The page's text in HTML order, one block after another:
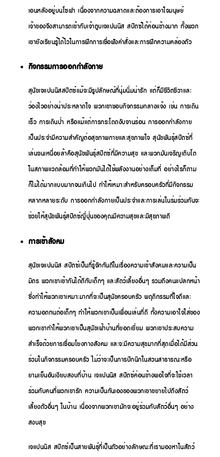
เอนหลังอยู่บนโซฟา เนื่องจากความฉลาดและต้องการเอาใจมนุษย์
เจ้าของจึงสามารถเข้ากับเจ้าตูบเจแปนนิส สปิตซ์ได้ค่อนข้างมาก ทั้งพวก
เขายังเรียนรู้ได้ไวในการฝึกการเชื่อฟังคำสั่งและการฝึกความคล่องตัว
กิจกรรมการออกกำลังกาย
สุนัขเจแปนนิสสปิตซ์แม้จะมีรูปลักษณ์ที่นุ่มนิ่มน่ารัก แต่ก็มีชีวิตชีวาและ
ว่องไวอย่างน่าประหลาดใจ พวกเขาชอบกิจกรรมกลางแจ้ง เช่น การเดิน
เร็ว การเดินป่า หรือแม้แต่การกระโดดงับจานร่อน การออกกำลังกาย
เป็นประจำมีความสำคัญต่อสุขภาพกายและสุขภาพใจ สุนัขพันธุ์สปิตซ์ที่
เล่นจนเหนื่อยล้าคือสุนัขพันธุ์สปิตซ์ที่มีความสุข และพวกมันเจริญเติบโต
ในสภาพแวดล้อมที่ทำให้พวกมันได้ใช้พลังงานอย่างเต็มที่ อย่างไรก็ตาม
ก็ไม่ได้มากแบบมากจนเกินไป ทำให้เหมาะสำหรับครอบครัวที่มีกิจกรรม
หลากหลายระดับ การออกกำลังกายเป็นประจำและการเล่นในร่มร่วมกันจะ
ช่วยให้สุนัขพันธุ์สปิตซ์ญี่ปุ่นของคุณมีความสุขและมีสุขภาพดี
การเข้าสังคม
สุนัขเจแปนนิส สปิตซ์เป็นที่รู้จักกันดีในเรื่องความเข้าสังคมและความเป็น
มิตร พวกเขาเข้ากันได้ดีกับเด็กๆ และสัตว์เลี้ยงอื่นๆ รวมถึงคนแปลกหน้า
ซึ่งทำให้พวกเขาเหมาะมากที่จะเป็นสุนัขครอบครัว พฤติกรรมที่ใจดีและ
ความอดทนต่อเด็กๆ ทำให้พวกเขาเป็นเพื่อนเล่นที่ดี ทั้งความเอาใจใส่ของ
พวกเขาทำให้พวกเขาเป็นสุนัขเฝ้าบ้านที่ยอดเยี่ยม พวกเขาประสบความ
สำเร็จด้วยการเชื่อมโยงทางสังคม และจะมีความสุขมากที่สุดเมื่อได้มีส่วน
ร่วมในกิจกรรมครอบครัว ไม่ว่าจะเป็นการปิกนิกในสวนสาธารณะหรือ
ยามเย็นอันเงียบสงบที่บ้าน เจแปนนิส สปิตซ์ค่อนข้างพอใจที่จะใช้เวลา
ร่วมกับคนที่พวกเขารัก ความเป็นกันเองของพวกเขาขยายไปถึงสัตว์
เลี้ยงตัวอื่นๆ ในบ้าน เนื่องจากพวกเขามักจะอยู่ร่วมกับสัตว์อื่นๆ อย่าง
สงบสุข
เจแปนนิส สปิตซ์เป็นสายพันธุ์ที่เป็นตัวอย่างลักษณะที่เรามองหาในสัตว์